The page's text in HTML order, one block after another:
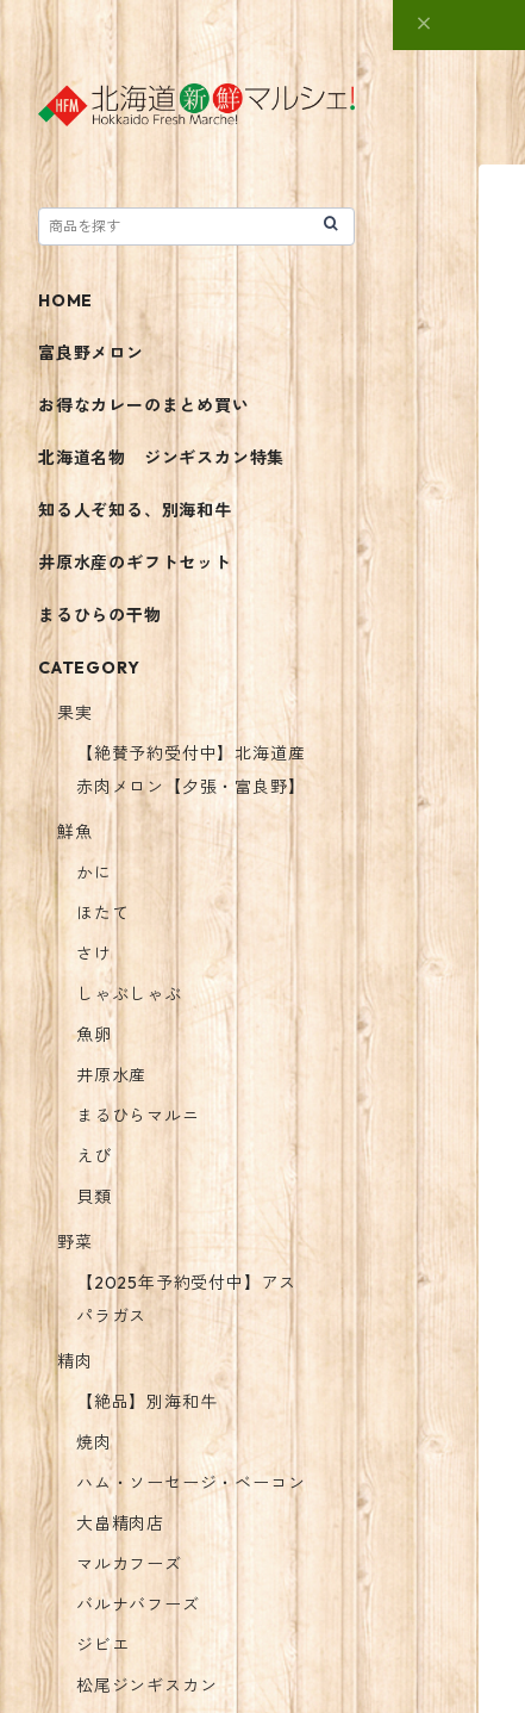
HOME
富良野メロン
お得なカレーのまとめ買い
北海道名物 ジンギスカン特集
知る人ぞ知る、別海和牛
井原水産のギフトセット
まるひらの干物
CATEGORY
果実
【絶賛予約受付中】北海道産
赤肉メロン【夕張・富良野】
鮮魚
かに
ほたて
さけ
しゃぶしゃぶ
魚卵
井原水産
まるひらマルニ
えび
貝類
野菜
【2025年予約受付中】アス
パラガス
精肉
【絶品】別海和牛
焼肉
ハム・ソーセージ・ベーコン
大畠精肉店
マルカフーズ
バルナバフーズ
ジビエ
松尾ジンギスカン